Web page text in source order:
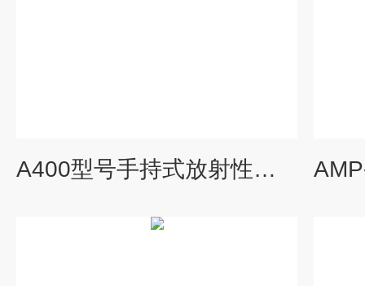
A400型号手持式放射性同位素分析仪 A400